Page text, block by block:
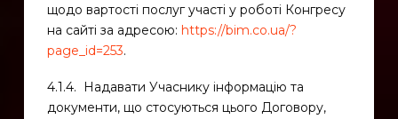
щодо вартості послуг участі у роботі Конгресу
на сайті за адресою: https://bim.co.ua/?
page_id=253.
4.1.4. Надавати Учаснику інформацію та
документи, що стосуються цього Договору,